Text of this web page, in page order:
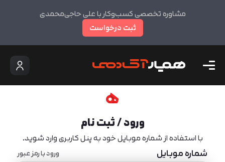
مشاوره تخصصی کسب‌وکار با علی حاجی‌محمدی
ثبت درخواست
ورود / ثبت نام
با استفاده از شماره موبایل خود به پنل کاربری وارد شوید.
شماره موبایل ورود با رمز عبور